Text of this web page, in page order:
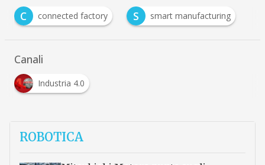
C
connected factory S smart manufacturing
Canali
Industria 4.0
ROBOTICA